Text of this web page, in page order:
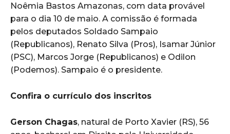
Noêmia Bastos Amazonas, com data provável
para o dia 10 de maio. A comissão é formada
pelos deputados Soldado Sampaio
(Republicanos), Renato Silva (Pros), Isamar Júnior
(PSC), Marcos Jorge (Republicanos) e Odilon
(Podemos). Sampaio é o presidente.
Confira o currículo dos inscritos
Gerson Chagas, natural de Porto Xavier (RS), 56